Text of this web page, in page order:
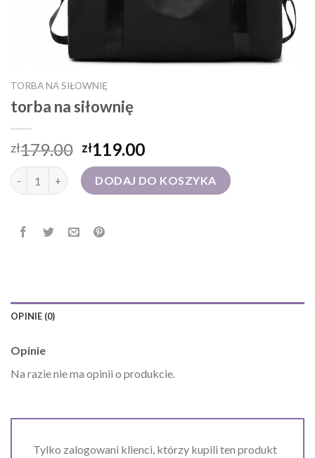
TORBA NA SIŁOWNIĘ
torba na siłownię
zł179.00 zł119.00
ilość torba na siłownięDODAJ DO KOSZYKA
OPINIE (0)
Opinie
Na razie nie ma opinii o produkcie.
Tylko zalogowani klienci, którzy kupili ten produkt